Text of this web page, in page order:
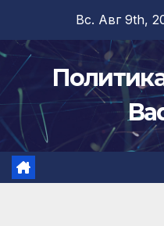
содержимому
Вс. Авг 9th,